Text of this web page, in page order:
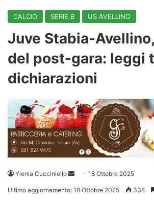
CALCIO SERIE B US AVELLINO
Juve Stabia-
del post-gara: leggi
dichiarazioni
Ylenia Cucciniello
Invia 18 Ottobre 2025
Ultimo aggiornamento: 18 Ottobre 2025 338